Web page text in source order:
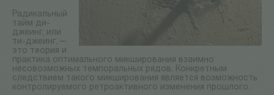
Радикальный
тайм ди-
джеинг, или
ти-джеинг, —
это теория и
практика оптимального микширования взаимно
несовозможных темпоральных рядов. Конкретным
следствием такого микширования является возможность
контролируемого ретроактивного изменения прошлого.